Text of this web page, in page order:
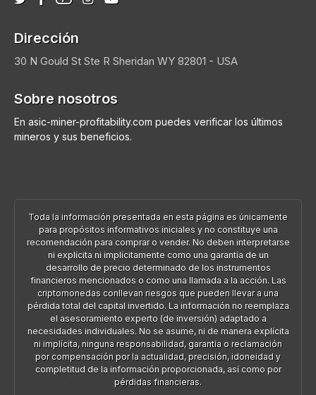
Dirección
30 N Gould St Ste R Sheridan WY 82801 - USA
Sobre nosotros
En asic-miner-profitability.com puedes verificar los últimos
mineros y sus beneficios.
Toda la información presentada en esta página es únicamente
para propósitos informativos iniciales y no constituye una
recomendación para comprar o vender. No deben interpretarse
ni explícita ni implícitamente como una garantía de un
desarrollo de precio determinado de los instrumentos
financieros mencionados o como una llamada a la acción. Las
criptomonedas conllevan riesgos que pueden llevar a una
pérdida total del capital invertido. La información no reemplaza
el asesoramiento experto (de inversión) adaptado a
necesidades individuales. No se asume, ni de manera explícita
ni implícita, ninguna responsabilidad, garantía o reclamación
por compensación por la actualidad, precisión, idoneidad y
completitud de la información proporcionada, así como por
pérdidas financieras.